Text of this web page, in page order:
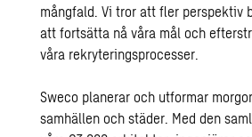
mångfald. Vi tror att fler perspektiv
att fortsätta nå våra mål och
våra rekryteringsprocesser.
Sweco planerar och utformar
samhällen och städer. Med den